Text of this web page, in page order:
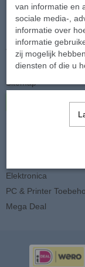
Disclaimer
Privacy Policy
Verzenden &
Klantenservice
Sitemap
Elektronica
PC & Printer
Mega Deal
van informatie en
sociale media-,
informatie over
informatie
zij mogelijk
diensten of die u